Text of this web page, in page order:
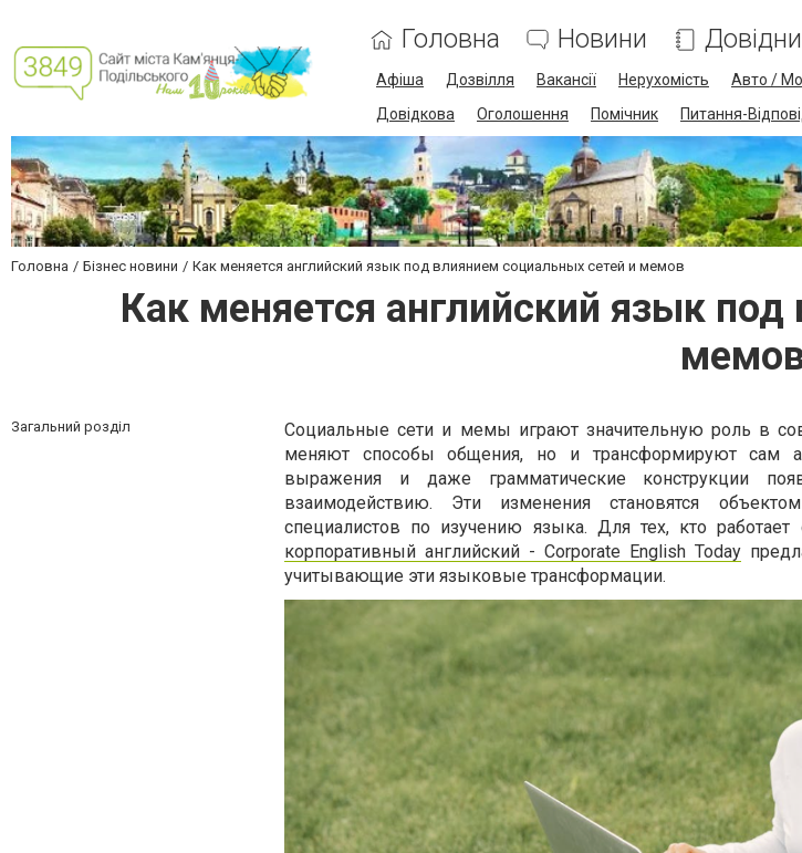
Головна Новини
Афіша Дозвілля Вакансії Нерухомість Авто /
Довідкова
Оголошення Помічник Питання-
Головна Бізнес новини Как меняется английский язык под влиянием социальных сетей и мемов
Как меняется английский язык
Загальний розділ
Социальные сети и мемы играют значительную роль в
меняют способы общения, но и трансформируют сам
выражения и даже грамматические конструкции
взаимодействию. Эти изменения становятся
специалистов по изучению языка. Для тех, кто
корпоративный английский - Corporate English Today
учитывающие эти языковые трансформации.